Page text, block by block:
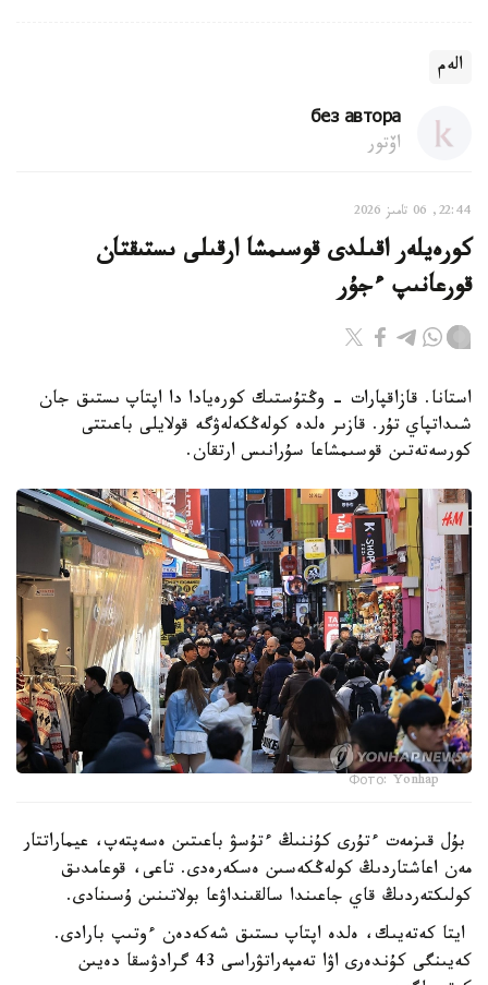
الەم
без автора
اۆتور
22:44, 06 تامىز 2026
كورەيلەر اقىلدى قوسىمشا ارقىلى ىستىقتان
قورعانىپ ءجۇر
استانا. قازاقپارات - وڭتۇستىك كورەيادا دا اپتاپ ىستىق جان
شىداتپاي تۇر. قازىر ەلدە كولەڭكەلەۋگە قولايلى باعىتتى
كورسەتەتىن قوسىمشاعا سۇرانىس ارتقان.
Фото: Yonhap
بۇل قىزمەت ءتۇرى كۇننىڭ ءتۇسۋ باعىتىن ەسەپتەپ، عيماراتتار
مەن اعاشتاردىڭ كولەڭكەسىن ەسكەرەدى. تاعى، قوعامدىق
كولىكتەردىڭ قاي جاعىندا سالقىنداۋعا بولاتىنىن ۇسىنادى.
ايتا كەتەيىك، ەلدە اپتاپ ىستىق شەكەدەن ءوتىپ بارادى.
كەيىنگى كۇندەرى اۋا تەمپەراتۋراسى 43 گرادۋسقا دەيىن